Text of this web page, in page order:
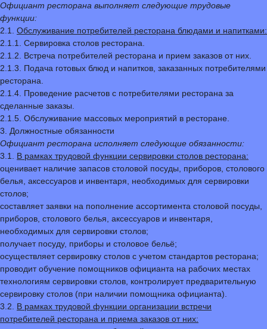
Официант ресторана выполняет следующие трудовые
функции:
2.1. Обслуживание потребителей ресторана блюдами и напитками:
2.1.1. Сервировка столов ресторана.
2.1.2. Встреча потребителей ресторана и прием заказов от них.
2.1.3. Подача готовых блюд и напитков, заказанных потребителями
ресторана.
2.1.4. Проведение расчетов с потребителями ресторана за
сделанные заказы.
2.1.5. Обслуживание массовых мероприятий в ресторане.
3. Должностные обязанности
Официант ресторана исполняет следующие обязанности:
3.1. В рамках трудовой функции сервировки столов ресторана:
оценивает наличие запасов столовой посуды, приборов, столового
белья, аксессуаров и инвентаря, необходимых для сервировки
столов;
составляет заявки на пополнение ассортимента столовой посуды,
приборов, столового белья, аксессуаров и инвентаря,
необходимых для сервировки столов;
получает посуду, приборы и столовое бельё;
осуществляет сервировку столов с учетом стандартов ресторана;
проводит обучение помощников официанта на рабочих местах
технологиям сервировки столов, контролирует предварительную
сервировку столов (при наличии помощника официанта).
3.2. В рамках трудовой функции организации встречи
потребителей ресторана и приема заказов от них: